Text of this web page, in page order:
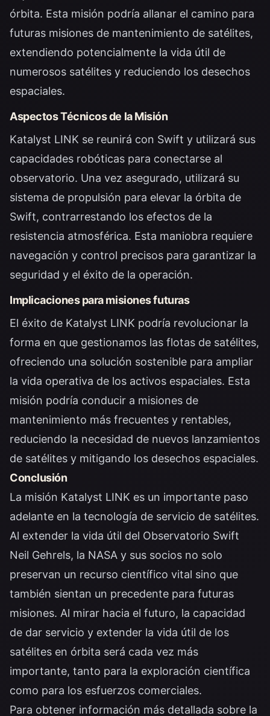
órbita. Esta misión podría allanar el camino para
futuras misiones de mantenimiento de satélites,
extendiendo potencialmente la vida útil de
numerosos satélites y reduciendo los desechos
espaciales.
Aspectos Técnicos de la Misión
Katalyst LINK se reunirá con Swift y utilizará sus
capacidades robóticas para conectarse al
observatorio. Una vez asegurado, utilizará su
sistema de propulsión para elevar la órbita de
Swift, contrarrestando los efectos de la
resistencia atmosférica. Esta maniobra requiere
navegación y control precisos para garantizar la
seguridad y el éxito de la operación.
Implicaciones para misiones futuras
El éxito de Katalyst LINK podría revolucionar la
forma en que gestionamos las flotas de satélites,
ofreciendo una solución sostenible para ampliar
la vida operativa de los activos espaciales. Esta
misión podría conducir a misiones de
mantenimiento más frecuentes y rentables,
reduciendo la necesidad de nuevos lanzamientos
de satélites y mitigando los desechos espaciales.
Conclusión
La misión Katalyst LINK es un importante paso
adelante en la tecnología de servicio de satélites.
Al extender la vida útil del Observatorio Swift
Neil Gehrels, la NASA y sus socios no solo
preservan un recurso científico vital sino que
también sientan un precedente para futuras
misiones. Al mirar hacia el futuro, la capacidad
de dar servicio y extender la vida útil de los
satélites en órbita será cada vez más
importante, tanto para la exploración científica
como para los esfuerzos comerciales.
Para obtener información más detallada sobre la